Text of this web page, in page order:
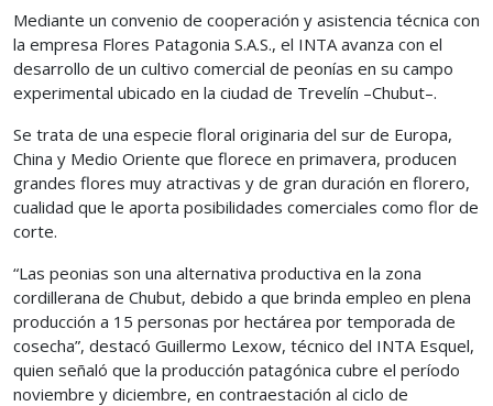
Mediante un convenio de cooperación y asistencia técnica con
la empresa Flores Patagonia S.A.S., el INTA avanza con el
desarrollo de un cultivo comercial de peonías en su campo
experimental ubicado en la ciudad de Trevelín –Chubut–.
Se trata de una especie floral originaria del sur de Europa,
China y Medio Oriente que florece en primavera, producen
grandes flores muy atractivas y de gran duración en florero,
cualidad que le aporta posibilidades comerciales como flor de
corte.
“Las peonias son una alternativa productiva en la zona
cordillerana de Chubut, debido a que brinda empleo en plena
producción a 15 personas por hectárea por temporada de
cosecha”, destacó Guillermo Lexow, técnico del INTA Esquel,
quien señaló que la producción patagónica cubre el período
noviembre y diciembre, en contraestación al ciclo de